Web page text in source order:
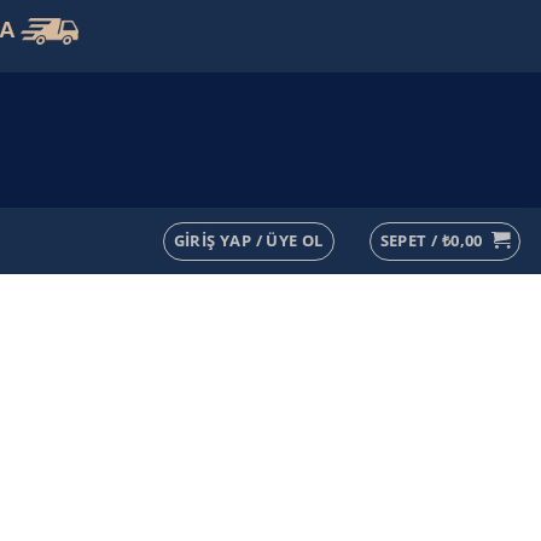
GIRIŞ YAP / ÜYE OL SEPET / ₺0,00